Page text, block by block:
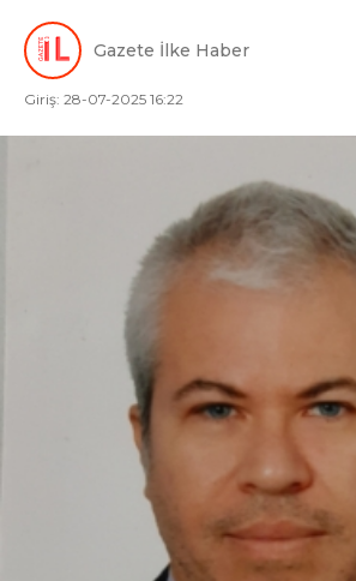
Gazete İlke Haber
Giriş: 28-07-2025 16:22